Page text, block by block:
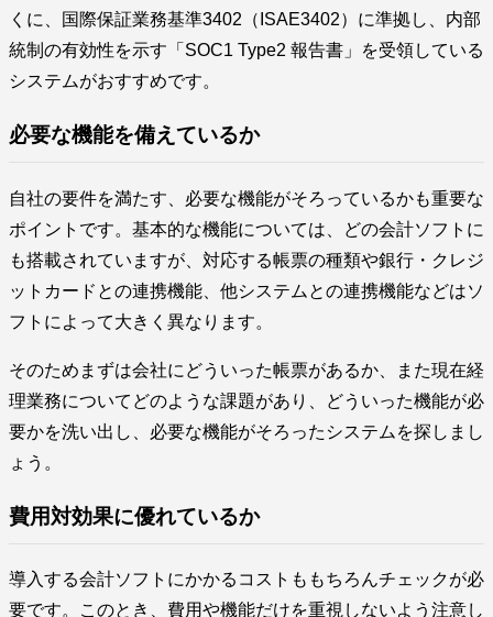
くに、国際保証業務基準3402（ISAE3402）に準拠し、内部
統制の有効性を示す「SOC1 Type2 報告書」を受領している
システムがおすすめです。
必要な機能を備えているか
自社の要件を満たす、必要な機能がそろっているかも重要な
ポイントです。基本的な機能については、どの会計ソフトに
も搭載されていますが、対応する帳票の種類や銀行・クレジ
ットカードとの連携機能、他システムとの連携機能などはソ
フトによって大きく異なります。
そのためまずは会社にどういった帳票があるか、また現在経
理業務についてどのような課題があり、どういった機能が必
要かを洗い出し、必要な機能がそろったシステムを探しまし
ょう。
費用対効果に優れているか
導入する会計ソフトにかかるコストももちろんチェックが必
要です。このとき、費用や機能だけを重視しないよう注意し